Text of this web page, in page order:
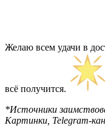
Желаю всем удачи в
всё получится.
*Источники
Картинки, Telegram-